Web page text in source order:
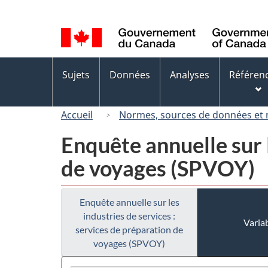
de
la
langue
des
Sujets Données Analyses
Accueil
Normes, sources de données et
Enquête annuelle
de voyages (SPVOY)
Enquête annuelle sur les
industries de services :
services de préparation de
voyages (SPVOY)